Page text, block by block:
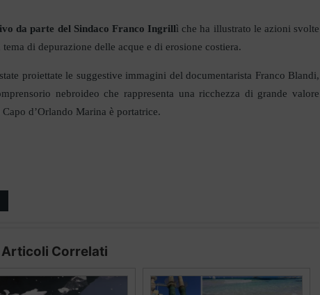
da parte del Sindaco Franco Ingrillì che ha illustrato le azioni svolte
di depurazione delle acque e di erosione costiera.
proiettate le suggestive immagini del documentarista Franco Blandi,
nebroideo che rappresenta una ricchezza di grande valore
d’Orlando Marina è portatrice.
Articoli Correlati